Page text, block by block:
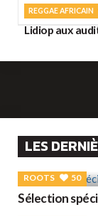
REGGAE AFRICAIN
Lidiop aux
LES
ROOTS 50
Sélection